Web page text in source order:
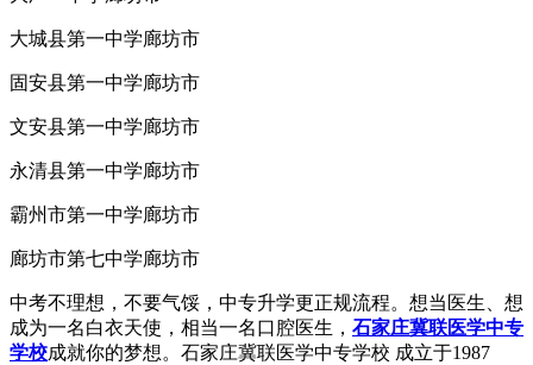
大城县第一中学廊坊市
固安县第一中学廊坊市
文安县第一中学廊坊市
永清县第一中学廊坊市
霸州市第一中学廊坊市
廊坊市第七中学廊坊市
中考不理想，不要气馁，中专升学更正规流程。想当医生、想
成为一名白衣天使，相当一名口腔医生， 石家庄冀联医学中专
学校成就你的梦想。石家庄冀联医学中专学校 成立于1987